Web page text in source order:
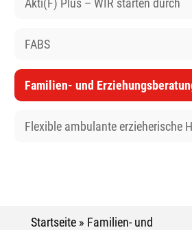
Akti(F) Plus – WIR starten durch
FABS
Familien- und
Flexible ambulante erzieherische
Startseite» Familien- und